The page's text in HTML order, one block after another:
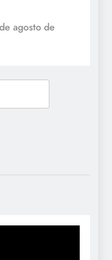
agosto de